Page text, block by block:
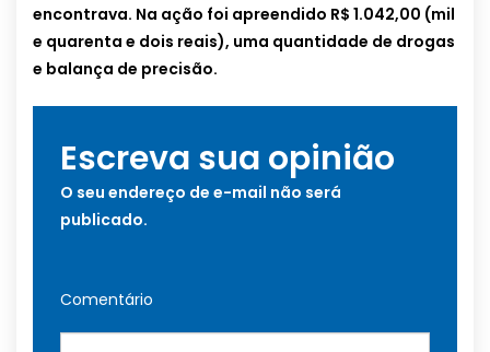
encontrava. Na ação foi apreendido R$ 1.042,00 (mil
e quarenta e dois reais), uma quantidade de drogas
e balança de precisão.
Escreva sua opinião
O seu endereço de e-mail não será
publicado.
Comentário